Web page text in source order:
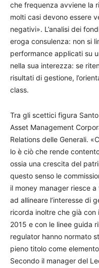
che frequenza avviene la
molti casi devono essere
negativi». L’analisi dei
eroga consulenza: non si
performance applicati su
nella sua interezza: se
risultati di gestione,
class.
Tra gli scettici figura
Asset Management
Relations delle Generali.
lo è ciò che rende
ossia una crescita del
questo senso le
il money manager riesce
ad allineare l’interesse di
ricorda inoltre che già
2015 e con le linee guida
regulator hanno normato
pieno titolo come
Secondo il manager del